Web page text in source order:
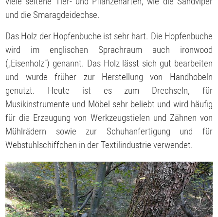
und die Smaragdeidechse.
Das Holz der Hopfenbuche ist sehr hart. Die Hopfenbuche
wird im englischen Sprachraum auch ironwood
(„Eisenholz“) genannt. Das Holz lässt sich gut bearbeiten
und wurde früher zur Herstellung von Handhobeln
genutzt. Heute ist es zum Drechseln, für
Musikinstrumente und Möbel sehr beliebt und wird häufig
für die Erzeugung von Werkzeugstielen und Zähnen von
Mühlrädern sowie zur Schuhanfertigung und für
Webstuhlschiffchen in der Textilindustrie verwendet.